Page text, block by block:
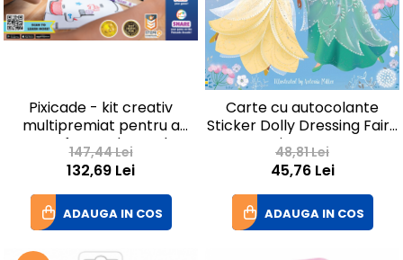
Pixicade - kit creativ
multipremiat pentru a
transforma desenele
copiilor in jocuri video
pentru mobil sau tableta,
editie jocuri nelimitate
147,44 Lei
132,69 Lei
ADAUGA IN COS
Carte cu autocolante
Sticker Dolly Dressing Fairy
Princesses
48,81 Lei
45,76 Lei
ADAUGA IN COS